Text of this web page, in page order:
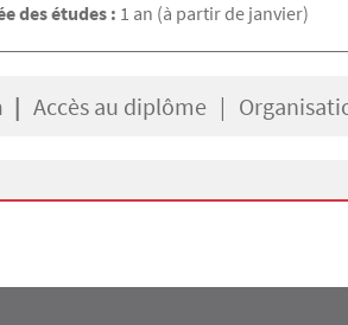
des études : 1 an (à partir de janvier)
Accès au diplôme